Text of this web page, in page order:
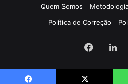
Quem Somos
Política de Correção